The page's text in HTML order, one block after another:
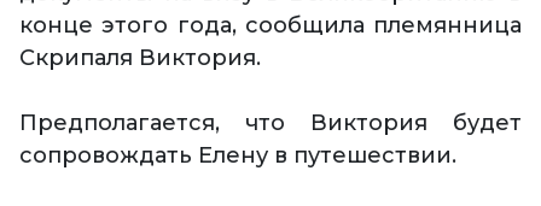
конце этого года, сообщила племянница
Скрипаля Виктория.
Предполагается, что Виктория будет
сопровождать Елену в путешествии.